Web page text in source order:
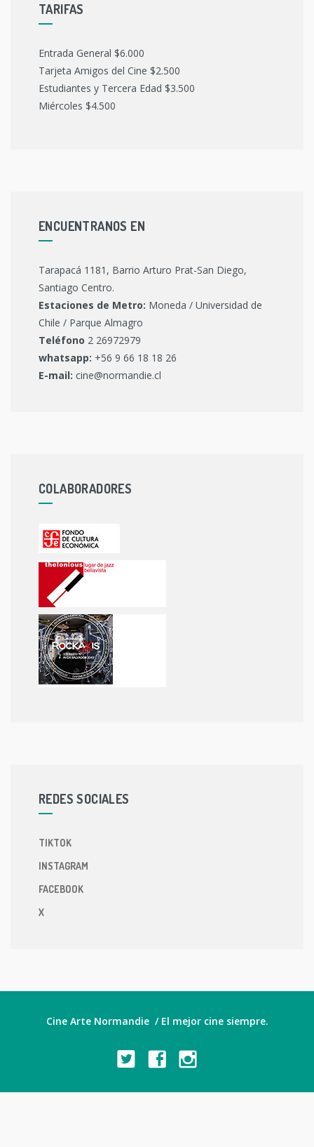
TARIFAS
Entrada General $6.000
Tarjeta Amigos del Cine $2.500
Estudiantes y Tercera Edad $3.500
Miércoles $4.500
ENCUENTRANOS EN
Tarapacá 1181, Barrio Arturo Prat-San Diego,
Santiago Centro.
Estaciones de Metro: Moneda / Universidad de
Chile / Parque Almagro
Teléfono 2 26972979
whatsapp: +56 9 66 18 18 26
E-mail: cine@normandie.cl
COLABORADORES
REDES SOCIALES
TIKTOK
INSTAGRAM
FACEBOOK
X
Cine Arte Normandie / El mejor cine siempre.